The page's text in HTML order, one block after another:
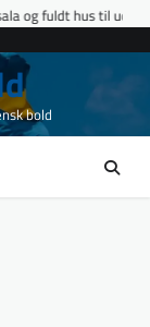
udeholdene i
bold